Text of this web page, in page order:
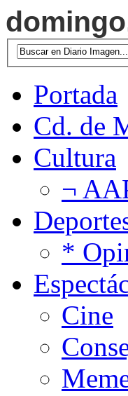
Portada
Cd. de
Cultura
¬
*
Cine